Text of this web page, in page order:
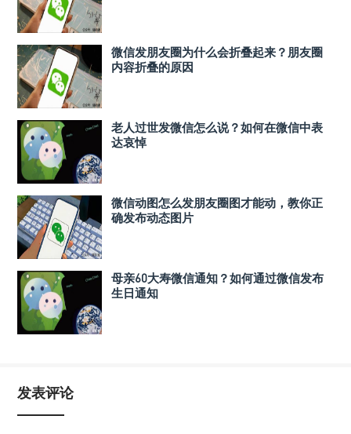
微信发朋友圈为什么会折叠起来？朋友圈
内容折叠的原因
老人过世发微信怎么说？如何在微信中表
达哀悼
微信动图怎么发朋友圈图才能动，教你正
确发布动态图片
母亲60大寿微信通知？如何通过微信发布
生日通知
发表评论